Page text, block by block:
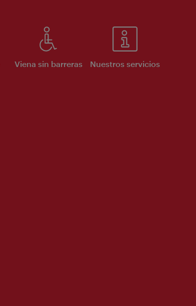
Viena sin barreras Nuestros servicios